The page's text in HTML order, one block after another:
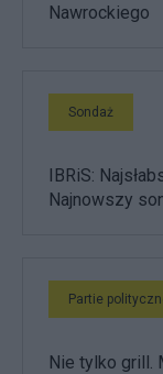
Nawrockiego
Sondaż
IBRiS:
Najnowszy
Partie
Nie tylko grill.